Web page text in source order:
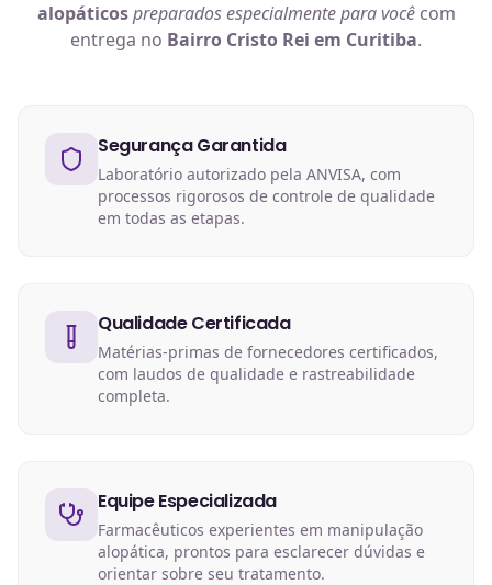
alopáticos preparados especialmente para vocêcom
entrega no Bairro Cristo Rei em Curitiba.
Segurança Garantida
Laboratório autorizado pela ANVISA, com
processos rigorosos de controle de qualidade
em todas as etapas.
Qualidade Certificada
Matérias-primas de fornecedores certificados,
com laudos de qualidade e rastreabilidade
completa.
Equipe Especializada
Farmacêuticos experientes em manipulação
alopática, prontos para esclarecer dúvidas e
orientar sobre seu tratamento.